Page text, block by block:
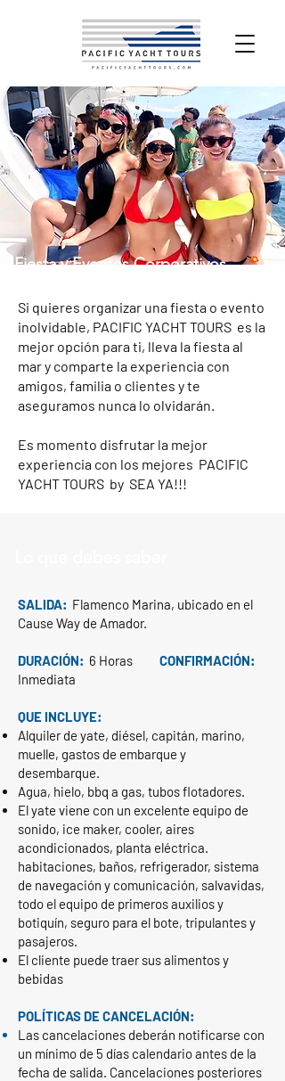
Fiesta y Eventos Corporativos
Si quieres organizar una fiesta o evento
inolvidable, PACIFIC YACHT TOURS es la
mejor opción para ti, lleva la fiesta al
mar y comparte la experiencia con
amigos, familia o clientes y te
aseguramos nunca lo olvidarán.
Es momento disfrutar la mejor
experiencia con los mejores PACIFIC
YACHT TOURS by SEA YA!!!
SALIDA: Flamenco Marina, ubicado en el
Cause Way de Amador.
DURACIÓN: 6 Horas
CONFIRMACIÓN:
Inmediata
QUE INCLUYE:
Alquiler de yate, diésel, capitán, marino,
muelle, gastos de embarque y
desembarque.
Agua, hielo, bbq a gas, tubos flotadores.
El yate viene con un excelente equipo de
sonido, ice maker, cooler, aires
acondicionados, planta eléctrica.
habitaciones, baños, refrigerador, sistema
de navegación y comunicación, salvavidas,
todo el equipo de primeros auxilios y
botiquín, seguro para el bote, tripulantes y
pasajeros. ​
El cliente puede traer sus alimentos y
bebidas
POLÍTICAS DE CANCELACIÓN:
Las cancelaciones deberán notificarse con
un mínimo de 5 días calendario antes de la
fecha de salida. Cancelaciones posteriores